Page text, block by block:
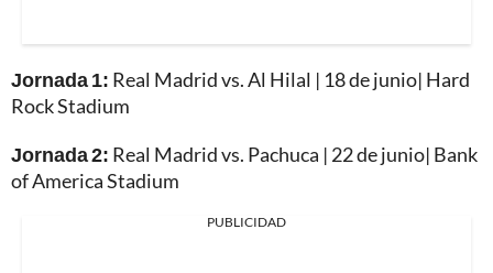
Jornada 1: Real Madrid vs. Al Hilal | 18 de junio| Hard
Rock Stadium
Jornada 2: Real Madrid vs. Pachuca | 22 de junio| Bank
of America Stadium
PUBLICIDAD